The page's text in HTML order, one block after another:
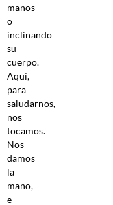
manos
o
inclinando
su
cuerpo.
Aquí,
para
saludarnos,
nos
tocamos.
Nos
damos
la
mano,
e